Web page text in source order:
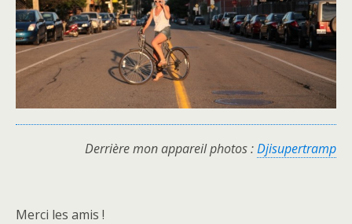
Derrière mon appareil photos :Djisupertramp
Merci les amis !